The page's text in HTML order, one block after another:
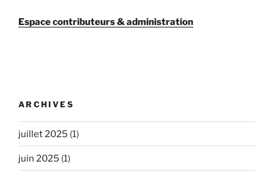
Espace contributeurs & administration
ARCHIVES
juillet 2025 (1)
juin 2025 (1)